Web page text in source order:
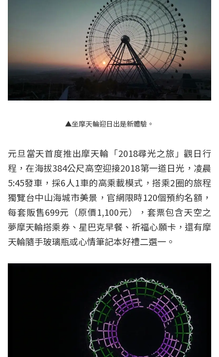
▲坐摩天輪迎日出是新體驗。
元旦當天首度推出摩天輪「2018尋光之旅」觀日行
程，在海拔384公尺高空迎接2018第一道日光，凌晨
5:45發車，採6人1車的高乘載模式，搭乘2圈的旅程
獨覽台中山海城市美景，官網限時120個預約名額，
每套販售699元（原價1,100元），套票包含天空之
夢摩天輪搭乘券、星巴克早餐、祈福心願卡，還有摩
天輪隨手玻璃瓶或心情筆記本好禮二選一。